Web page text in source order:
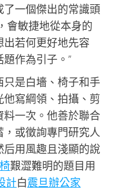
一個傑出的常識頭
會敏捷地從本身的
若何更好地先容
作為引子。”
是白墻、椅子和手
他寫綱領、拍攝、剪
一次。他善於聯合
或徵詢專門研究人
用風趣且淺顯的說
艱澀難明的題目用
計白震旦辦公家